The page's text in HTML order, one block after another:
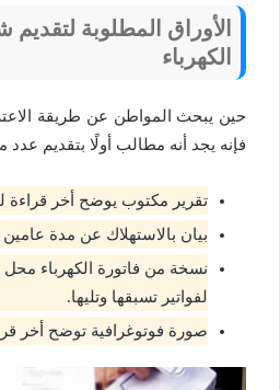
الأوراق المطلوبة
الكهرباء
حين يبحث المواطن عن طريقة
فإنه يجد أنه مطالب أولًا بتقديم
تقرير مكتوب يوضح أخر قراءة
بيان بالاستهلاك عن مدة
نسخة من فاتورة الكهرباء
لفواتير تسبقها وتليها.
صورة فوتوغرافية توضح أخر